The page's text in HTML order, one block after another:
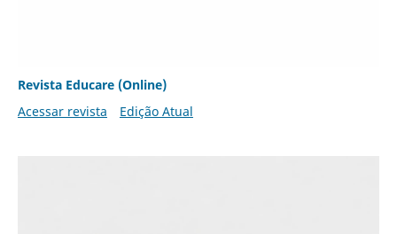
Revista Educare (Online)
Acessar revista
Edição Atual